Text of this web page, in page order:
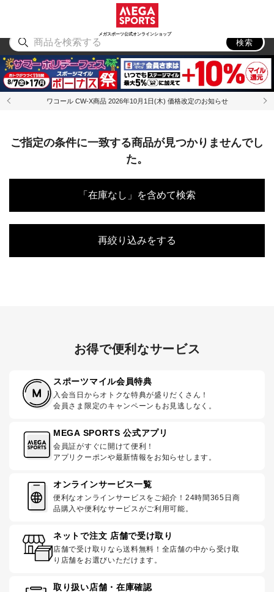
メガスポーツ公式オンラインショップ
アウトドア
検索
ワコール CW-X商品 2026年10月1日(木) 価格改定のお知らせ
ご指定の条件に一致する商品が見つかりませんでし
た。
「在庫なし」を含めて検索
再絞り込みをする
お得で便利なサービス
スポーツマイル会員特典
入会当日からオトクな特典が盛りだくさん！
会員さま限定のキャンペーンもお見逃しなく。
MEGA SPORTS 公式アプリ
会員証がすぐに開けて便利！
アプリクーポンや最新情報をお知らせします。
オンラインサービス一覧
便利なオンラインサービスをご紹介！24時間365日商
品購入や便利なサービスがご利用可能。
ネットで注文 店舗で受け取り
店舗で受け取りなら送料無料！全店舗の中から受け取
り店舗をお選びいただけます。
取り扱い店舗・在庫確認